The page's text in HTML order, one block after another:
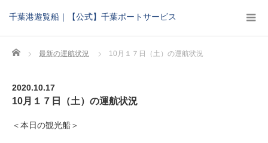
千葉港遊覧船｜【公式】千葉ポートサービス
Home 最新の運航状況 10月１７日（土）の運航状況
2020.10.17
10月１７日（土）の運航状況
＜本日の観光船＞